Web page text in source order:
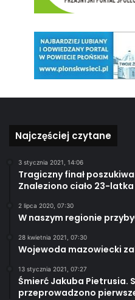
Najczęściej czytane
3 stycznia 2021, 14:06
Tragiczny finał
Znaleziono ciało 23-latka
2 lipca 2020, 07:30
W naszym regionie
28 kwietnia 2021, 07:30
Wojewoda mazowiecki
13 stycznia 2021, 07:27
Śmierć Jakuba Pietrusia.
przeprowadzono